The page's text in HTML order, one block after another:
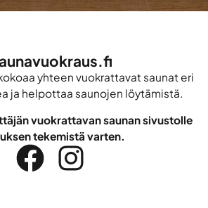
yhteen vuokrattavat saunat eri
ja helpottaa saunojen löytämistä.
vuokrattavan saunan sivustolle
tekemistä varten.